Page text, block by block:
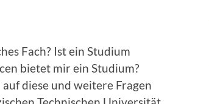
Fach? Ist ein Studium
bietet mir ein Studium?
diese und weitere Fragen